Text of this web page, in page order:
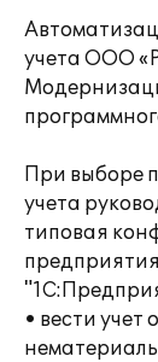
учета ООО
При выборе
учета
типовая
• вести учет